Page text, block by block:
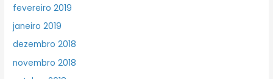
fevereiro 2019
janeiro 2019
dezembro 2018
novembro 2018